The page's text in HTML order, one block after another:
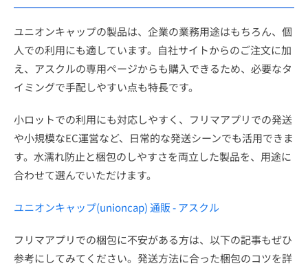
ユニオンキャップの製品は、企業の業務用途はもちろん、個
人での利用にも適しています。自社サイトからのご注文に加
え、アスクルの専用ページからも購入できるため、必要なタ
イミングで手配しやすい点も特長です。
小ロットでの利用にも対応しやすく、フリマアプリでの発送
や小規模なEC運営など、日常的な発送シーンでも活用できま
す。水濡れ防止と梱包のしやすさを両立した製品を、用途に
合わせて選んでいただけます。
ユニオンキャップ(unioncap) 通販 - アスクル
フリマアプリでの梱包に不安がある方は、以下の記事もぜひ
参考にしてみてください。発送方法に合った梱包のコツを詳